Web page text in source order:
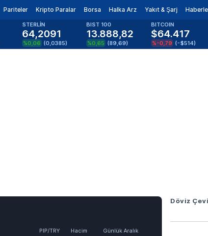
Pariteler Kripto Paralar Borsa Halka Arz Yakıt & Şarj
STERLİN
64,2091
%0,06 (0,0385)
BIST 100
13.888,82
%0,65 (89,69)
BITCOIN
$64.417
%-0,79 (-$514)
PIP/TRY Hacim Günlük Aralık
Döviz